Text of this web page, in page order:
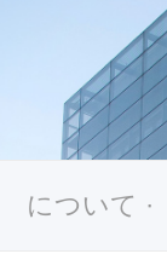
について ·